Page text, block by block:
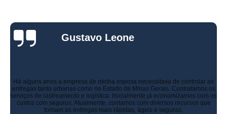
Gustavo Leone
Há alguns anos a empresa de minha esposa necessitava de controlar as
entregas tanto urbanas como no Estado de Minas Gerais. Contratamos os
serviços de rastreamento e logística. Inicialmente já economizamos com os
custos com seguros. Atualmente, contamos com diversos recursos que
tornam as entregas mais rápidas, ágeis e seguras.